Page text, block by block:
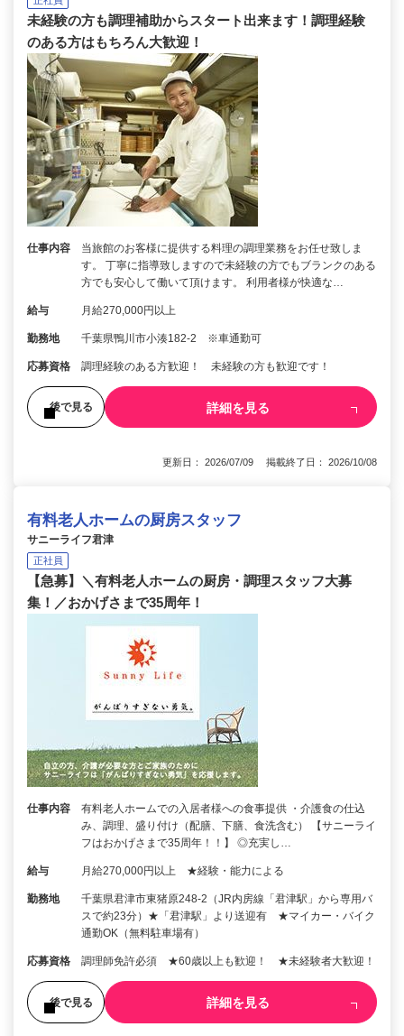
未経験の方も調理補助からスタート出来ます！調理経験
のある方はもちろん大歓迎！
仕事内容
当旅館のお客様に提供する料理の調理業務をお任せ致しま
す。 丁寧に指導致しますので未経験の方でもブランクのある
方でも安心して働いて頂けます。 利用者様が快適な…
給与 月給270,000円以上
勤務地 千葉県鴨川市小湊182-2 ※車通勤可
応募資格 調理経験のある方歓迎！ 未経験の方も歓迎です！
後で見る 詳細を見る
更新日： 2026/07/09 掲載終了日： 2026/10/08
有料老人ホームの厨房スタッフ
サニーライフ君津
正社員
【急募】＼有料老人ホームの厨房・調理スタッフ大募
集！／おかげさまで35周年！
仕事内容
有料老人ホームでの入居者様への食事提供 ・介護食の仕込
み、調理、盛り付け（配膳、下膳、食洗含む） 【サニーライ
フはおかげさまで35周年！！】 ◎充実し…
給与 月給270,000円以上 ★経験・能力による
勤務地
千葉県君津市東猪原248-2（JR内房線「君津駅」から専用バ
スで約23分）★「君津駅」より送迎有 ★マイカー・バイク
通勤OK（無料駐車場有）
応募資格 調理師免許必須 ★60歳以上も歓迎！ ★未経験者大歓迎！
後で見る 詳細を見る